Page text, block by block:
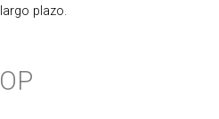
plazo.